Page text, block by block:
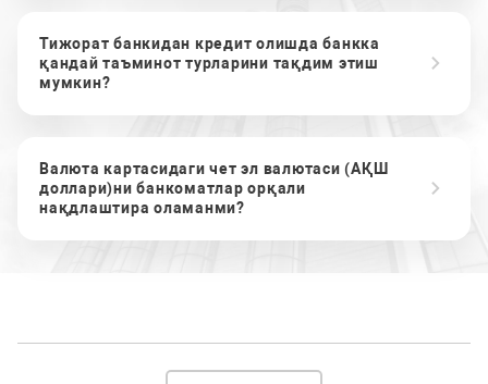
Тижорат банкидан кредит олишда банкка
қандай таъминот турларини тақдим этиш
мумкин?
Валюта картасидаги чет эл валютаси (АҚШ
доллари)ни банкоматлар орқали
нақдлаштира оламанми?